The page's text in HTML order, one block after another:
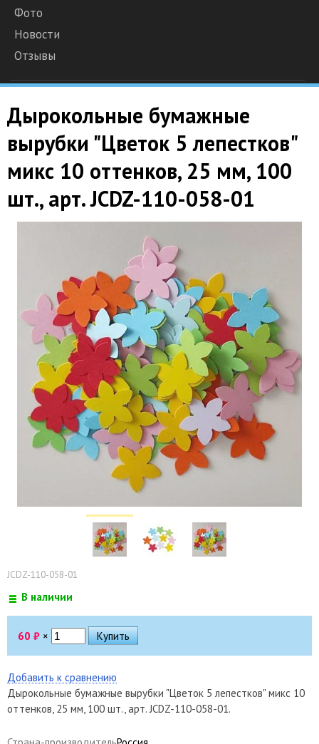
Фото
Новости
Отзывы
Дырокольные бумажные
вырубки "Цветок 5 лепестков"
микс 10 оттенков, 25 мм, 100
шт., арт. JCDZ-110-058-01
JCDZ-110-058-01
В наличии
60 ₽ ×
Добавить к сравнению
Дырокольные бумажные вырубки "Цветок 5 лепестков" микс 10
оттенков, 25 мм, 100 шт., арт. JCDZ-110-058-01.